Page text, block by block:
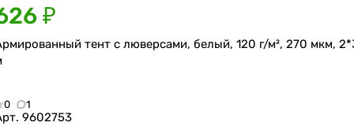
₽
тент с люверсами, белый, 120 г/м², 270 мкм,
0 1
9602753